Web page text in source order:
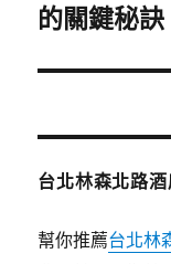
一
文
的關鍵秘訣
台北林森北路
幫你推薦台北林